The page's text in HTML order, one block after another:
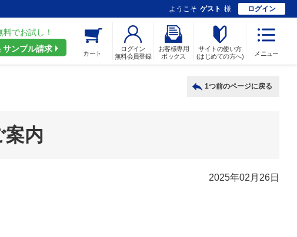
料でお試し！
サンプル請求
カート
ログイン
無料会員登録
お客様専用
ボックス
サイトの使い方
(はじめての方へ)
メニュー
ようこそ ゲスト 様 ログイン
1つ前のページに戻る
内
2025年02月26日